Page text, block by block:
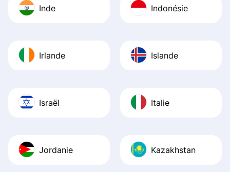
Inde Indonésie
Irlande Islande
Israël Italie
Jordanie Kazakhstan